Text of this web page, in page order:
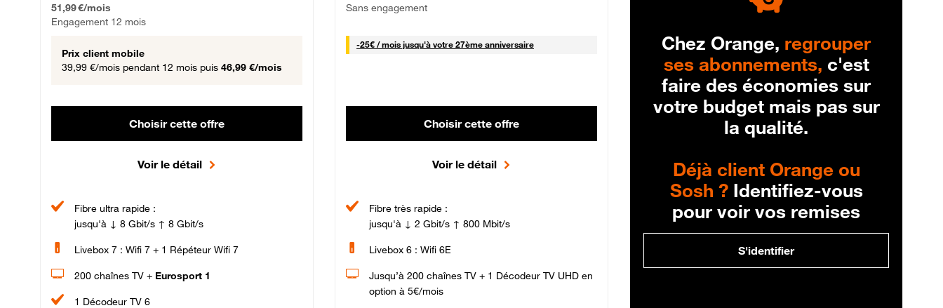
51,99 €/mois
Engagement 12 mois
Prix client mobile
39,99 €/mois pendant 12 mois puis 46,99 €/mois
Choisir cette offre
Voir le détail
Fibre ultra rapide :
jusqu'à ↓ 8 Gbit/s ↑ 8 Gbit/s
Livebox 7 : Wifi 7 + 1 Répéteur Wifi 7
200 chaînes TV + Eurosport 1
1 Décodeur TV 6
Sans engagement
-25€ / mois25 € par mois
jusqu'à votre 27ème anniversaire
Choisir cette offre
Voir le détail
Fibre très rapide :
jusqu'à ↓ 2 Gbit/s ↑ 800 Mbit/s
Livebox 6 : Wifi 6E
Jusqu’à 200 chaînes TV + 1 Décodeur TV UHD en
option à 5€/mois
Chez Orange, regrouper
ses abonnements, c'est
faire des économies sur
votre budget mais pas sur
la qualité.
Déjà client Orange ou
Sosh ?Identifiez-vous
pour voir vos remises
S'identifier